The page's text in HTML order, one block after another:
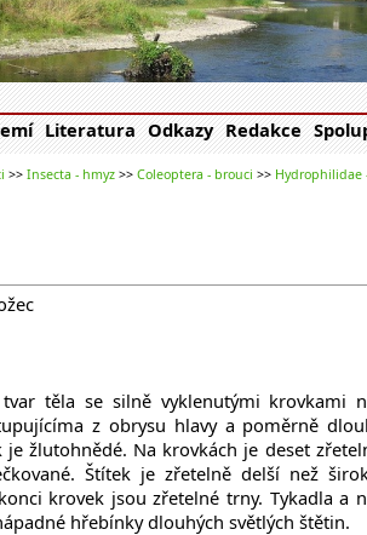
Literatura Odkazy Redakce
>> Insecta - hmyz >> Coleoptera - brouci >> Hydrophilidae
těla se silně vyklenutými krovkami
z obrysu hlavy a poměrně
žlutohnědé. Na krovkách je deset
Štítek je zřetelně delší než
krovek jsou zřetelné trny. Tykadla a
hřebínky dlouhých světlých štětin.